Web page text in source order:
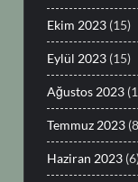
Ekim 2023 (15)
Eylül 2023 (15)
Ağustos 2023
Temmuz 2023
Haziran 2023